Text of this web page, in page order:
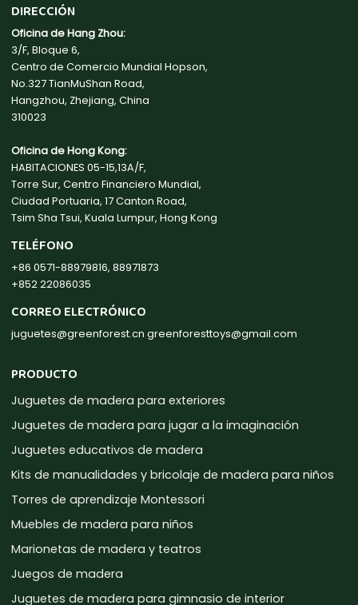
DIRECCIÓN
Oficina de Hang Zhou:
3/F, Bloque 6,
Centro de Comercio Mundial Hopson,
No.327 TianMuShan Road,
Hangzhou, Zhejiang, China
310023
Oficina de Hong Kong:
HABITACIONES 05-15,13A/F,
Torre Sur, Centro Financiero Mundial,
Ciudad Portuaria, 17 Canton Road,
Tsim Sha Tsui, Kuala Lumpur, Hong Kong
TELÉFONO
+86 0571-88979816, 88971873
+852 22086035
CORREO ELECTRÓNICO
juguetes@greenforest.cn greenforesttoys@gmail.com
PRODUCTO
Juguetes de madera para exteriores
Juguetes de madera para jugar a la imaginación
Juguetes educativos de madera
Kits de manualidades y bricolaje de madera para niños
Torres de aprendizaje Montessori
Muebles de madera para niños
Marionetas de madera y teatros
Juegos de madera
Juguetes de madera para gimnasio de interior